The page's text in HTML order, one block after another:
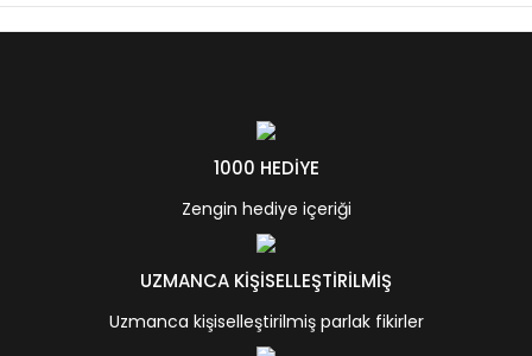
1000 HEDİYE
Zengin hediye içeriği
UZMANCA KİŞİSELLEŞTİRİLMİŞ
Uzmanca kişiselleştirilmiş parlak fikirler